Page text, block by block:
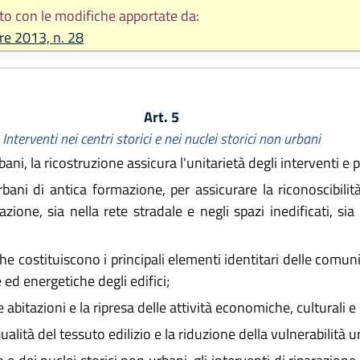
con le modifiche apportate da:
2013, n. 28
Art. 5
Interventi nei centri storici e nei nuclei storici non urbani
la ricostruzione assicura l'unitarietà degli interventi e
di antica formazione, per assicurare la
sia nella rete stradale e negli spazi inedificati,
costituiscono i principali elementi identitari delle
energetiche degli edifici;
e la ripresa delle attività economiche, culturali e
del tessuto edilizio e la riduzione della vulnerabilità